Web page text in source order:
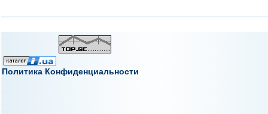
Политика Конфиденциальности